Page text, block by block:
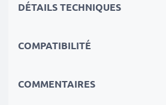
peut être chargé via le port USB
Données techniques du câble
Matériau Connecteur
DÉTAILS TECHNIQUES
COMPATIBILITÉ
COMMENTAIRES